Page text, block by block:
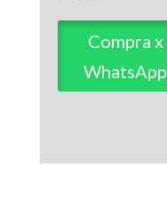
Compra x
WhatsApp